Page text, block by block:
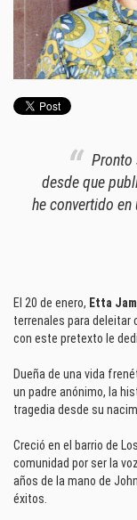
Pronto
desde que
he convertido
El 20 de enero, Etta
terrenales para deleitar
con este pretexto le
Dueña de una vida
un padre anónimo, la
tragedia desde su
Creció en el barrio de
comunidad por ser la
años de la mano de
éxitos.